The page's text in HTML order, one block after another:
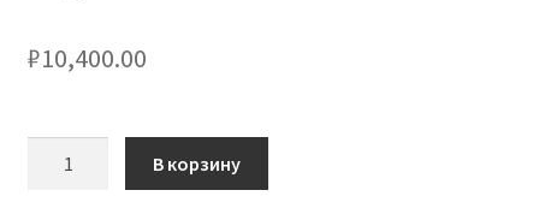
₽10,400.00
В корзину